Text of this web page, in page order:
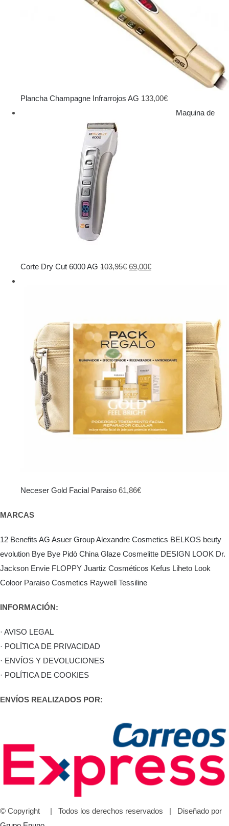
Plancha Champagne Infrarrojos AG 133,00€
Maquina de
Corte Dry Cut 6000 AG 103,95€ El
103,95€.
69,00€El
69,00€.
Neceser Gold Facial Paraiso 61,86€
MARCAS
12 Benefits AG Asuer GroupAlexandre Cosmetics BELKOS beuty
evolution Bye Bye Pidò China Glaze Cosmelitte DESIGN LOOK Dr.
Jackson Envie FLOPPY Juartiz Cosméticos Kefus Liheto Look
Coloor Paraiso Cosmetics Raywell Tessiline
INFORMACIÓN:
· AVISO LEGAL
· POLÍTICA DE PRIVACIDAD
· ENVÍOS Y DEVOLUCIONES
· POLÍTICA DE COOKIES
ENVÍOS REALIZADOS POR:
© Copyright
| Todos los derechos reservados | Diseñado por